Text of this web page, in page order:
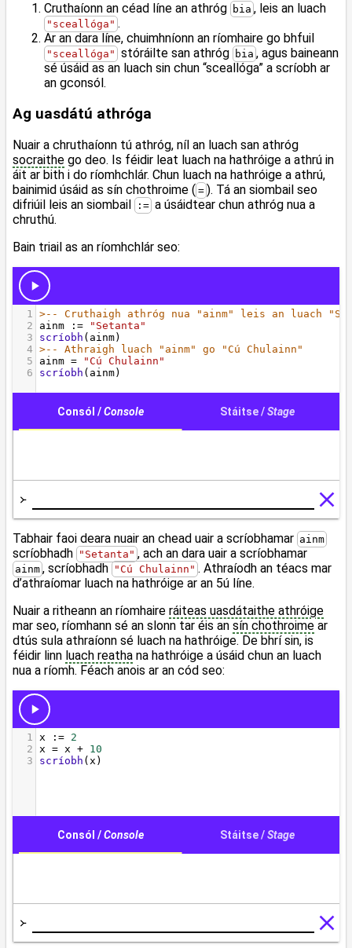
Cruthaíonn an céad líne an athróg bia , leis an luach
"sceallóga" .
Ar an dara líne, chuimhníonn an ríomhaire go bhfuil
"sceallóga" stóráilte san athróg bia , agus baineann
sé úsáid as an luach sin chun “sceallóga” a scríobh ar
an gconsól.
Ag uasdátú athróga
Nuair a chruthaíonn tú athróg, níl an luach san athróg
socraithe go deo. Is féidir leat luach na hathróige a athrú in
áit ar bith i do ríomhchlár. Chun luach na hathróige a athrú,
bainimid úsáid as sín chothroime ( = ). Tá an siombail seo
difriúil leis an siombail
:= a úsáidtear chun athróg nua a
chruthú.
Bain triail as an ríomhchlár seo:
Tabhair faoi deara nuair an chead uair a scríobhamar ainm
scríobhadh "Setanta" , ach an dara uair a scríobhamar
ainm , scríobhadh "Cú Chulainn" . Athraíodh an téacs mar
d’athraíomar luach na hathróige ar an 5ú líne.
Nuair a ritheann an ríomhaire ráiteas uasdátaithe athróige
mar seo, ríomhann sé an slonn tar éis an sín chothroime ar
dtús sula athraíonn sé luach na hathróige. De bhrí sin, is
féidir linn luach reatha na hathróige a úsáid chun an luach
nua a ríomh. Féach anois ar an cód seo: